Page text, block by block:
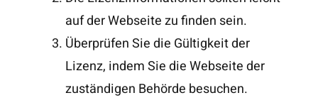
auf der Webseite zu finden sein.
Überprüfen Sie die Gültigkeit der
Lizenz, indem Sie die Webseite der
zuständigen Behörde besuchen.